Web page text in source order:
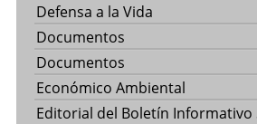
Defensa a la Vida
Documentos
Documentos
Económico Ambiental
Editorial del Boletín Informativo